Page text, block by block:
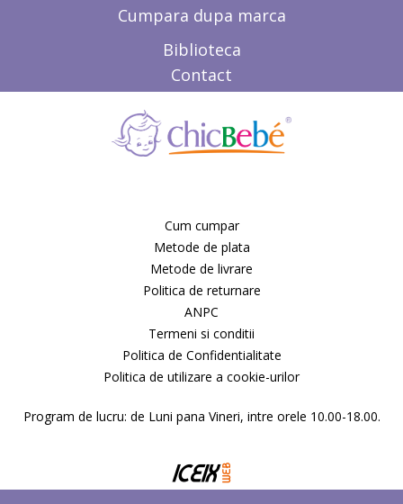
Cumpara dupa marca
Biblioteca
Contact
Cum cumpar
Metode de plata
Metode de livrare
Politica de returnare
ANPC
Termeni si conditii
Politica de Confidentialitate
Politica de utilizare a cookie-urilor
Program de lucru: de Luni pana Vineri, intre orele 10.00-18.00.